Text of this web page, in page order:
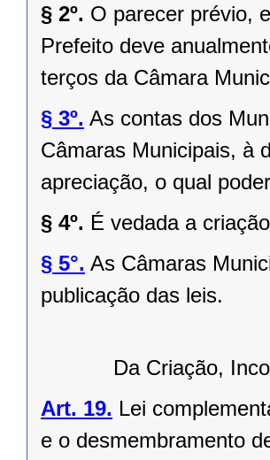
§ 2º. O parecer prévio,
Prefeito deve
terços da Câmara
§ 3º. As contas dos
Câmaras Municipais, à
apreciação, o qual
§ 4º. É vedada a
§ 5°. As Câmaras
publicação das leis.
Da Criação,
Art. 19. Lei
e o desmembramento